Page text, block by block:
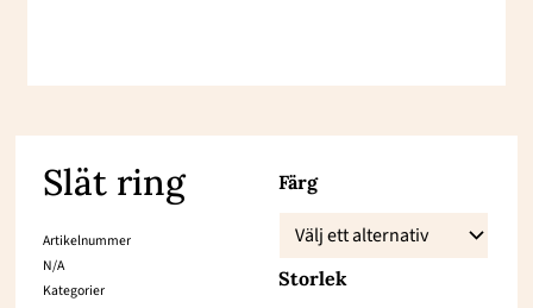
Slät ring
Artikelnummer
N/A
Kategorier
Färg
Storlek
Slät
ring
mängd